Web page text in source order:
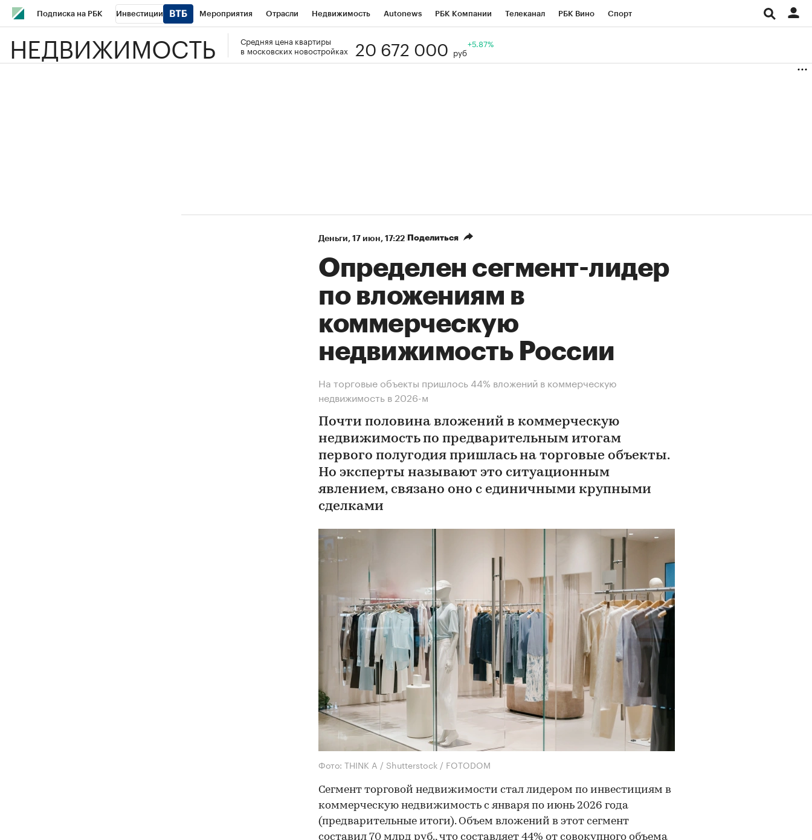
Подписка на РБК Инвестиции Мероприятия Отрасли Недвижимость Autonews РБК Компании Телеканал РБК Вино Спорт
Школа управления РБК РБК Образование РБК Курсы РБК Life Тренды Национальные проекты
НЕДВИЖИМОСТЬ
Средняя цена квартиры
в московских новостройках
20 672 000 руб
+5.87%
Деньги⁠, 17 июн, 17:22 Поделиться
Определен сегмент-лидер
по вложениям в
коммерческую
недвижимость России
На торговые объекты пришлось 44% вложений в коммерческую
недвижимость в 2026-м
Почти половина вложений в коммерческую
недвижимость по предварительным итогам
первого полугодия пришлась на торговые объекты.
Но эксперты называют это ситуационным
явлением, связано оно с единичными крупными
сделками
Фото: THINK A / Shutterstock / FOTODOM
Сегмент торговой недвижимости стал лидером по инвестициям в
коммерческую недвижимость с января по июнь 2026 года
(предварительные итоги). Объем вложений в этот сегмент
составил 70 млрд руб., что составляет 44% от совокупного объема